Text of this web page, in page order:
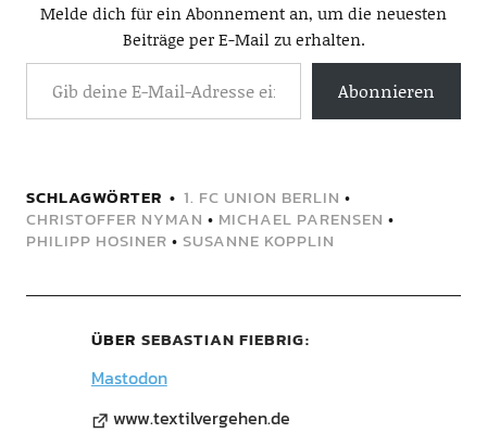
Melde dich für ein Abonnement an, um die neuesten
Beiträge per E-Mail zu erhalten.
Abonnieren
SCHLAGWÖRTER 1. FC UNION BERLIN •
CHRISTOFFER NYMAN • MICHAEL PARENSEN •
PHILIPP HOSINER • SUSANNE KOPPLIN
ÜBER SEBASTIAN FIEBRIG
Mastodon
www.textilvergehen.de